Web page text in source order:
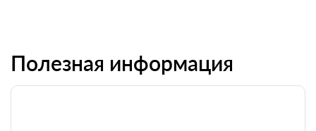
Полезная информация